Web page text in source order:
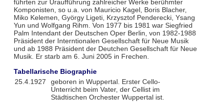
führten zur Uraufführung zahlreicher Werke berühmter
Komponisten, so u.a. von Mauricio Kagel, Boris Blacher,
Miko Kelemen, György Ligeti, Krzysztof Penderecki, Ysang
Yun und Wolfgang Rihm. Von 1977 bis 1981 war Siegfried
Palm Intendant der Deutschen Oper Berlin, von 1982-1988
Präsident der Interntionalen Gesellschaft für Neue Musik
und ab 1988 Präsident der Deutchen Gesellschaft für Neue
Musik. Er starb am 6. Juni 2005 in Frechen.
Tabellarische Biographie
25.4.1927
geboren in Wuppertal. Erster Cello-
Unterricht beim Vater, der Cellist im
Städtischen Orchester Wuppertal ist.